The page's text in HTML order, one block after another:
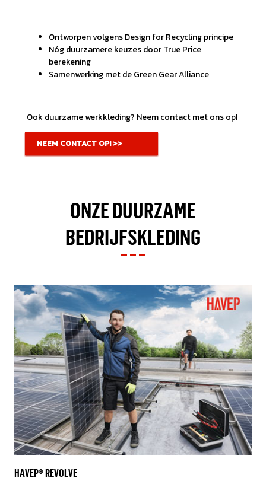
Ontworpen volgens Design for Recycling principe
Nóg duurzamere keuzes door True Price
berekening
Samenwerking met de Green Gear Alliance
Ook duurzame werkkleding? Neem contact met ons op!
NEEM CONTACT OP! >>
ONZE DUURZAME
BEDRIJFSKLEDING
HAVEP® REVOLVE